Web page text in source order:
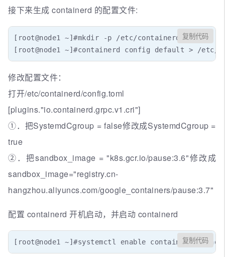
接下来生成 containerd 的配置文件:
[root@node1 ~]#mkdir -p /etc/containerd
[root@node1 ~]#containerd config default > /etc/
复制代码
修改配置文件：
打开/etc/containerd/config.toml
[plugins."io.containerd.grpc.v1.cri"]
①．把SystemdCgroup = false修改成SystemdCgroup =
true
②．把sandbox_image = "k8s.gcr.io/pause:3.6"修改成
sandbox_image="registry.cn-
hangzhou.aliyuncs.com/google_containers/pause:3.7"
配置 containerd 开机启动，并启动 containerd
[root@node1 ~]#systemctl enable containerd  --now
复制代码